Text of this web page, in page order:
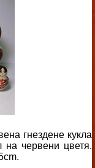
гнездене кукла
на червени цветя.